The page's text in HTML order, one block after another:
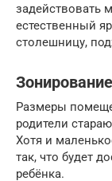
задействовать
естественный
столешницу,
Размеры
родители
Хотя и
так, что будет
ребёнка.